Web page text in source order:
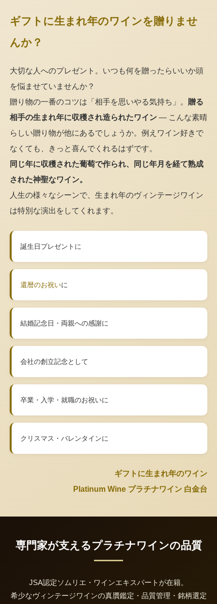
ギフトに生まれ年のワインを贈りませ
んか？
大切な人へのプレゼント。いつも何を贈ったらいいか頭
を悩ませていませんか？
贈り物の一番のコツは「相手を思いやる気持ち」。 贈る
相手の生まれ年に収穫され造られたワイン — こんな素晴
らしい贈り物が他にあるでしょうか。例えワイン好きで
なくても、きっと喜んでくれるはずです。
同じ年に収穫された葡萄で作られ、同じ年月を経て熟成
された神聖なワイン。
人生の様々なシーンで、生まれ年のヴィンテージワイン
は特別な演出をしてくれます。
誕生日プレゼントに
還暦のお祝いに
結婚記念日・両親への感謝に
会社の創立記念として
卒業・入学・就職のお祝いに
クリスマス・バレンタインに
ギフトに生まれ年のワイン
Platinum Wine プラチナワイン 白金台
専門家が支えるプラチナワインの品質
JSA認定ソムリエ・ワインエキスパートが在籍。
希少なヴィンテージワインの真贋鑑定・品質管理・銘柄選定